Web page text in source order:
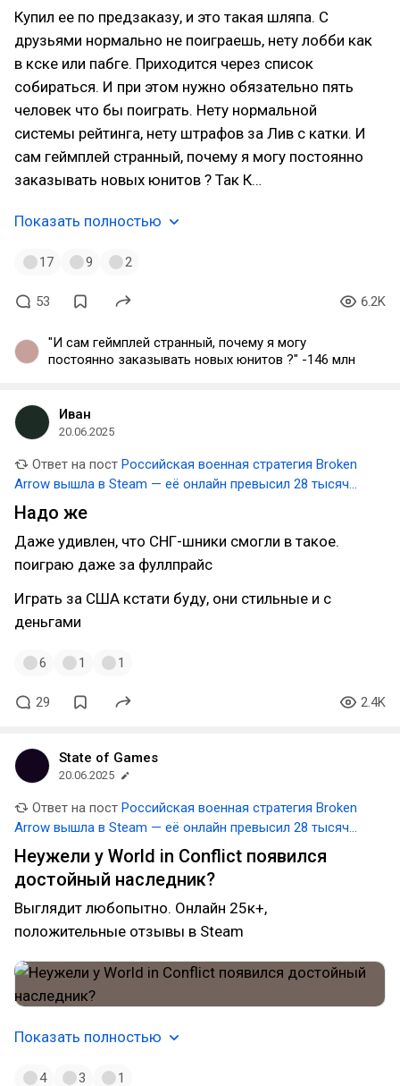
Купил ее по предзаказу, и это такая шляпа. С
друзьями нормально не поиграешь, нету лобби как
в кске или пабге. Приходится через список
собираться. И при этом нужно обязательно пять
человек что бы поиграть. Нету нормальной
системы рейтинга, нету штрафов за Лив с катки. И
сам геймплей странный, почему я могу постоянно
заказывать новых юнитов ? Так К…
Показать полностью
17 9 2
53 6.2K
"И сам геймплей странный, почему я могу
постоянно заказывать новых юнитов ?" -146 млн
Иван
20.06.2025
Ответ на пост Российская военная стратегия Broken
Arrow вышла в Steam — её онлайн превысил 28 тысяч
человек
Надо же
Даже удивлен, что СНГ-шники смогли в такое.
поиграю даже за фуллпрайс
Играть за США кстати буду, они стильные и с
деньгами
6 1 1
29 2.4K
State of Games
20.06.2025
Ответ на пост Российская военная стратегия Broken
Arrow вышла в Steam — её онлайн превысил 28 тысяч
человек
Неужели у World in Conflict появился
достойный наследник?
Выглядит любопытно. Онлайн 25к+,
положительные отзывы в Steam
Показать полностью
4 3 1